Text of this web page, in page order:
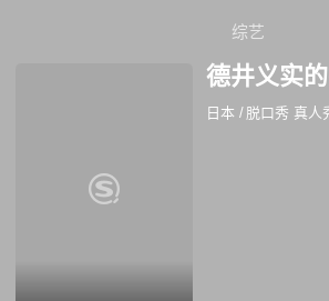
综艺
德井义实
日本 / 脱口秀 真人